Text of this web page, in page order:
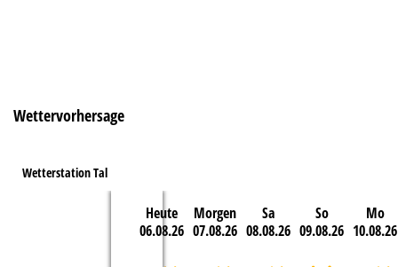
Wettervorhersage
Wetterstation Tal
Heute
06.08.26
Morgen
07.08.26
Sa
08.08.26
So
09.08.26
Mo
10.08.26